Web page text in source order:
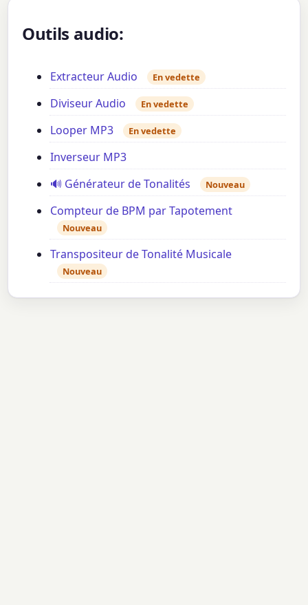
Outils audio:
Extracteur Audio En vedette
Diviseur Audio En vedette
Looper MP3 En vedette
Inverseur MP3
🔊 Générateur de Tonalités
Nouveau
Compteur de BPM par Tapotement
Nouveau
Transpositeur de Tonalité Musicale
Nouveau